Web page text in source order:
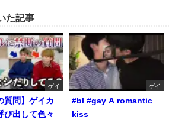
た記事
ゲイ
質問】ゲイカ
び出して色々
ゲイ
#bl #gay A romantic
kiss